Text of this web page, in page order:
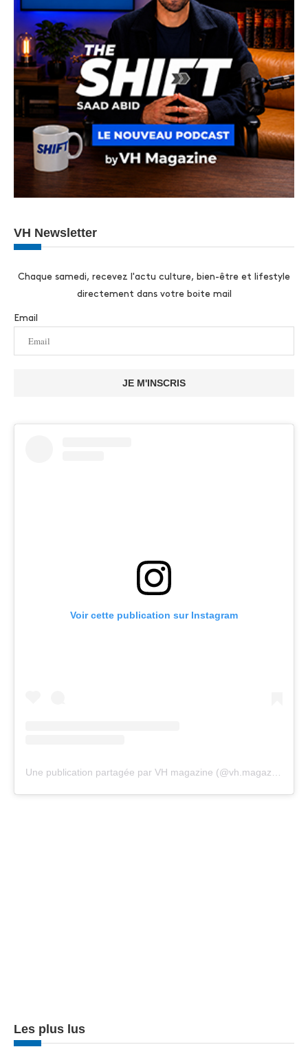
VH Newsletter
Chaque samedi, recevez l'actu culture, bien-être et lifestyle
directement dans votre boite mail
Email
JE M'INSCRIS
Voir cette publication sur Instagram
Une publication partagée par VH magazine (@vh.magazine)
Les plus lus